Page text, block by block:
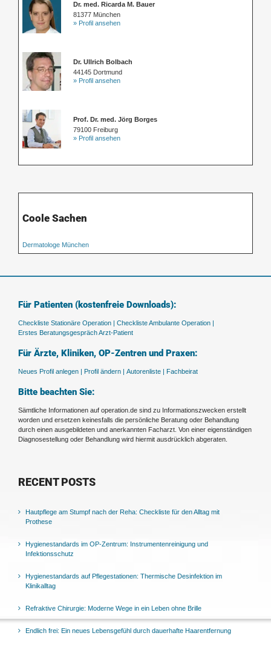
Dr. med. Ricarda M. Bauer
81377 München
» Profil ansehen
Dr. Ullrich Bolbach
44145 Dortmund
» Profil ansehen
Prof. Dr. med. Jörg Borges
79100 Freiburg
» Profil ansehen
Coole Sachen
Dermatologe München
Für Patienten (kostenfreie Downloads):
Checkliste Stationäre Operation | Checkliste Ambulante Operation |
Erstes Beratungsgespräch Arzt-Patient
Für Ärzte, Kliniken, OP-Zentren und Praxen:
Neues Profil anlegen | Profil ändern | Autorenliste | Fachbeirat
Bitte beachten Sie:
Sämtliche Informationen auf operation.de sind zu Informationszwecken erstellt
worden und ersetzen keinesfalls die persönliche Beratung oder Behandlung
durch einen ausgebildeten und anerkannten Facharzt. Von einer eigenständigen
Diagnosestellung oder Behandlung wird hiermit ausdrücklich abgeraten.
RECENT POSTS
Hautpflege am Stumpf nach der Reha: Checkliste für den Alltag mit
Prothese
Hygienestandards im OP-Zentrum: Instrumentenreinigung und
Infektionsschutz
Hygienestandards auf Pflegestationen: Thermische Desinfektion im
Klinikalltag
Refraktive Chirurgie: Moderne Wege in ein Leben ohne Brille
Endlich frei: Ein neues Lebensgefühl durch dauerhafte Haarentfernung